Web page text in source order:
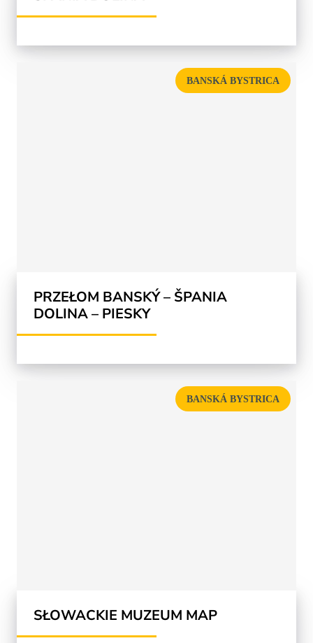
BANSKÁ BYSTRICA
PRZEŁOM BANSKÝ – ŠPANIA
DOLINA – PIESKY
BANSKÁ BYSTRICA
SŁOWACKIE MUZEUM MAP